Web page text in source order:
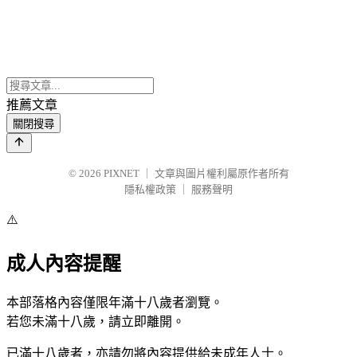
推薦文章
關閉搜尋
© 2026 PIXNET
文章與圖片權利屬原作者所有
隱私權政策
服務聲明
⚠️
成人內容提醒
本部落格內容僅限年滿十八歲者瀏覽。
若您未滿十八歲，請立即離開。
已滿十八歲者，亦請勿將內容提供給未成年人士。